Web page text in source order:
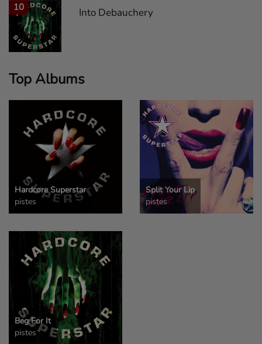
10 Into Debauchery
Top Albums
Hardcore Superstar
pistes
Split Your Lip
pistes
Beg For It
pistes